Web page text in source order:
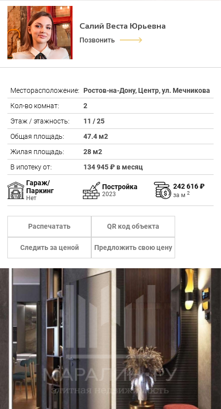
Салий Веста Юрьевна
Позвонить
Месторасположение:
Ростов-на-Дону, Центр, ул. Мечникова
Кол-во комнат:
2
Этаж / этажность:
11 / 25
Общая площадь:
47.4 м2
Жилая площадь:
28 м2
В ипотеку от:
134 945 ₽ в месяц
Гараж/
Паркинг
Нет
Постройка
2023
242 616 ₽
за м 2
Распечатать QR код объекта
Следить за ценой Предложить свою цену